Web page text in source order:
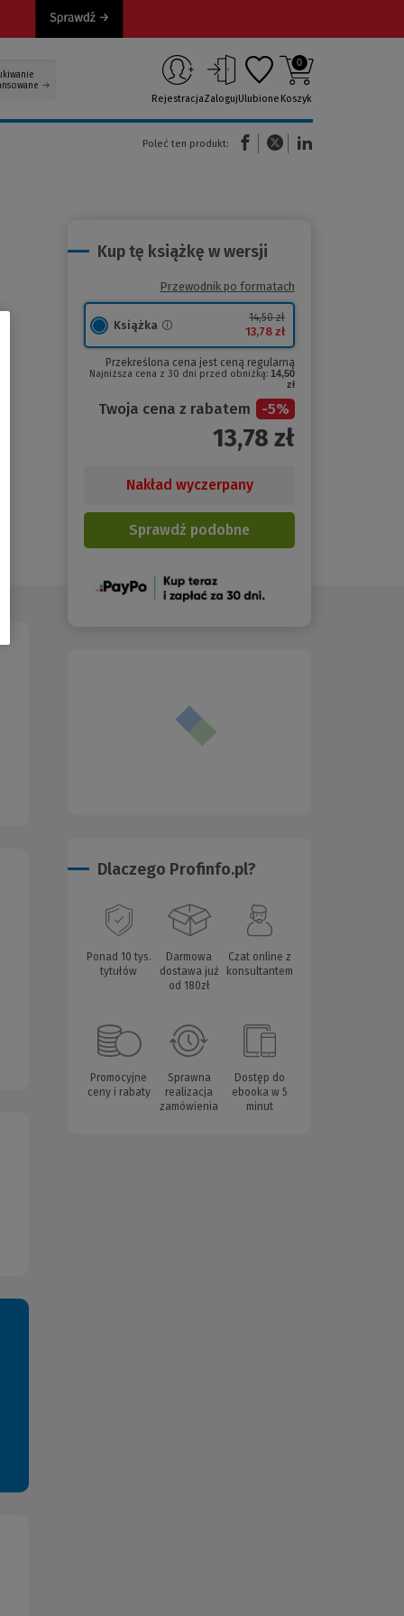
RejestracjaZalogujUlubione
0
Koszyk
Poleć ten produkt:
(Nowe okno)(Link do innej strony)
Kup tę książkę w wersji
Przewodnik po formatach
Książka
14,50 zł
13,78 zł
Przekreślona cena jest ceną regularną
Najniższa cena z 30 dni przed obniżką: 14,50
zł
Twoja cena z rabatem -5%
13,78 zł
Nakład wyczerpany
Sprawdź podobne
(Nowe
Dlaczego Profinfo.pl?
Ponad 10 tys.
tytułów
Darmowa
dostawa już
od 180zł
Czat online z
konsultantem
Promocyjne
ceny i rabaty
Sprawna
realizacja
zamówienia
Dostęp do
ebooka w 5
minut